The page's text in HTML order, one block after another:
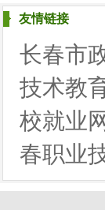
友情链接
长春市
技术教
校就业
春职业